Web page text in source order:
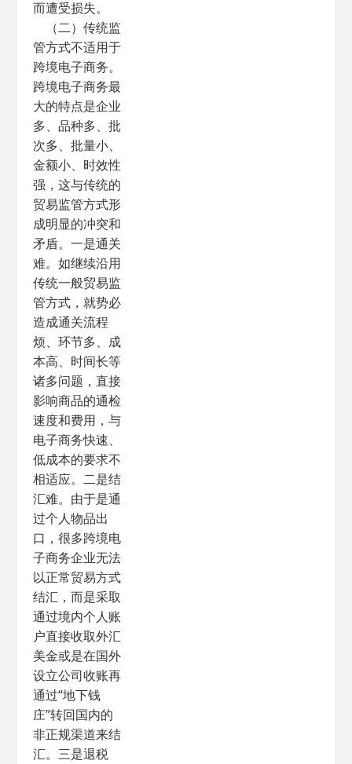
而遭受损失。
（二）传统监
管方式不适用于
跨境电子商务。
跨境电子商务最
大的特点是企业
多、品种多、批
次多、批量小、
金额小、时效性
强，这与传统的
贸易监管方式形
成明显的冲突和
矛盾。一是通关
难。如继续沿用
传统一般贸易监
管方式，就势必
造成通关流程
烦、环节多、成
本高、时间长等
诸多问题，直接
影响商品的通检
速度和费用，与
电子商务快速、
低成本的要求不
相适应。二是结
汇难。由于是通
过个人物品出
口，很多跨境电
子商务企业无法
以正常贸易方式
结汇，而是采取
通过境内个人账
户直接收取外汇
美金或是在国外
设立公司收账再
通过“地下钱
庄”转回国内的
非正规渠道来结
汇。三是退税